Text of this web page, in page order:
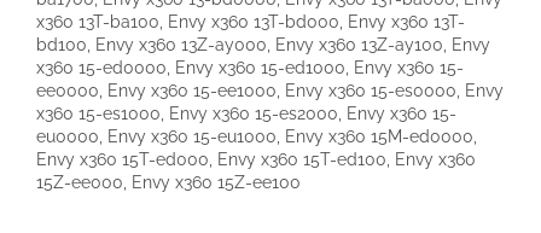
x360 13T-ba100, Envy x360 13T-bd000, Envy x360 13T-
bd100, Envy x360 13Z-ay000, Envy x360 13Z-ay100, Envy
x360 15-ed0000, Envy x360 15-ed1000, Envy x360 15-
ee0000, Envy x360 15-ee1000, Envy x360 15-es0000, Envy
x360 15-es1000, Envy x360 15-es2000, Envy x360 15-
eu0000, Envy x360 15-eu1000, Envy x360 15M-ed0000,
Envy x360 15T-ed000, Envy x360 15T-ed100, Envy x360
15Z-ee000, Envy x360 15Z-ee100